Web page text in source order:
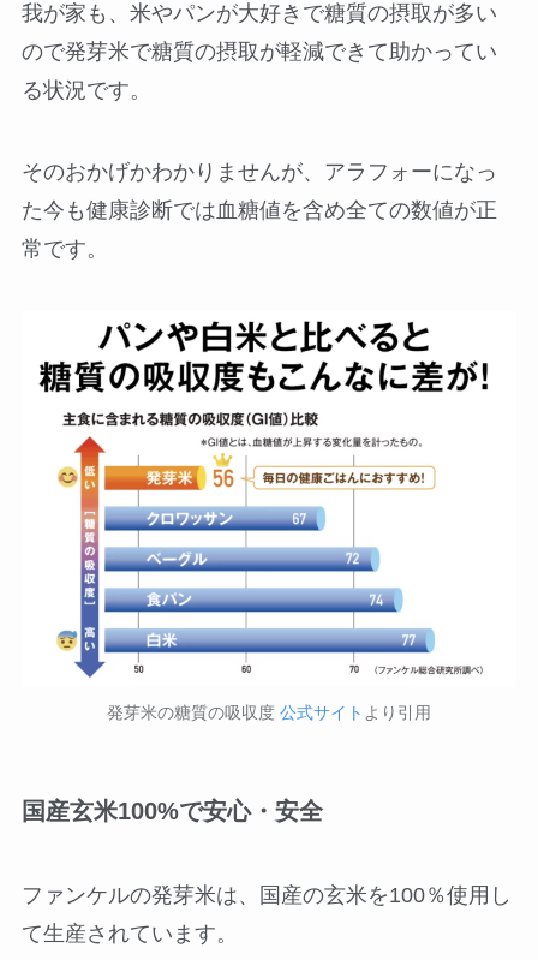
我が家も、米やパンが大好きで糖質の摂取が多い
ので発芽米で糖質の摂取が軽減できて助かってい
る状況です。
そのおかげかわかりませんが、アラフォーになっ
た今も健康診断では血糖値を含め全ての数値が正
常です。
発芽米の糖質の吸収度 公式サイト より引用
国産玄米100%で安心・安全
ファンケルの発芽米は、国産の玄米を100％使用し
て生産されています。